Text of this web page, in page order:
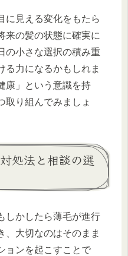
に見える変化をもたら
来の髪の状態に確実に
の小さな選択の積み重
る力になるかもしれま
康」という意識を持
取り組んでみましょ
処法と相談の選
しかしたら薄毛が進行
、大切なのはそのまま
ョンを起こすことで